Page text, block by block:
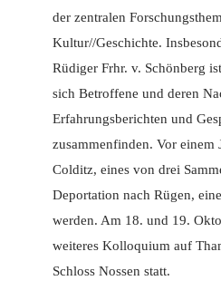
der zentralen
Kultur//Geschichte.
Rüdiger Frhr. v. Schönberg
sich Betroffene und deren
Erfahrungsberichten und
zusammenfinden. Vor einem
Colditz, eines von drei
Deportation nach Rügen,
werden. Am 18. und 19.
weiteres Kolloquium auf
Schloss Nossen statt.